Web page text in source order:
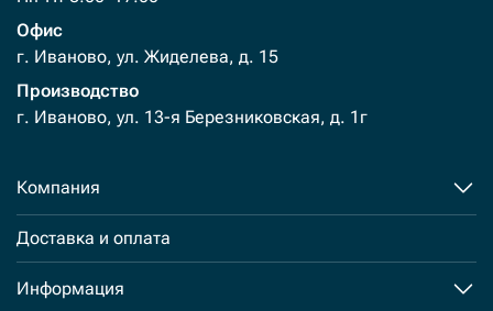
Офис
г. Иваново, ул. Жиделева, д. 15
Производство
г. Иваново, ул. 13-я Березниковская, д. 1г
Компания
Доставка и оплата
Информация